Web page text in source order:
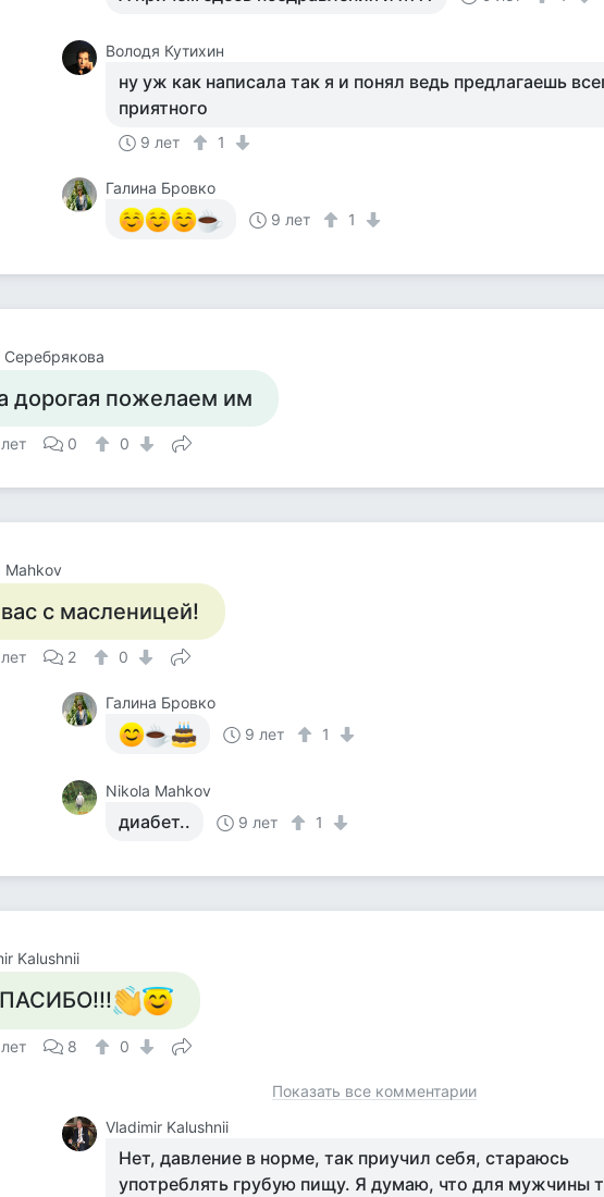
Володя Кутихин
ну уж как написала так я и понял ведь предлагаешь
приятного
9 лет 1
Галина Бровко
9 лет
1
Серебрякова
дорогая пожелаем им
0 0
Mahkov
с масленицей!
2 0
Галина Бровко
9 лет
1
Nikola Mahkov
диабет.. 9 лет 1
Kalushnii
8 0
Показать все комментарии
Vladimir Kalushnii
Нет, давление в норме, так приучил себя, стараюсь
употреблять грубую пищу. Я думаю, что для мужчины